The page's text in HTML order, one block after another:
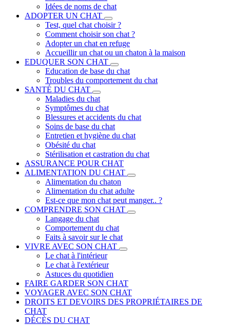
Idées de noms de chat
ADOPTER UN CHAT
Test, quel chat choisir ?
Comment choisir son chat ?
Adopter un chat en refuge
Accueillir un chat ou un chaton à la maison
EDUQUER SON CHAT
Education de base du chat
Troubles du comportement du chat
SANTÉ DU CHAT
Maladies du chat
Symptômes du chat
Blessures et accidents du chat
Soins de base du chat
Entretien et hygiène du chat
Obésité du chat
Stérilisation et castration du chat
ASSURANCE POUR CHAT
ALIMENTATION DU CHAT
Alimentation du chaton
Alimentation du chat adulte
Est-ce que mon chat peut manger.. ?
COMPRENDRE SON CHAT
Langage du chat
Comportement du chat
Faits à savoir sur le chat
VIVRE AVEC SON CHAT
Le chat à l'intérieur
Le chat à l'extérieur
Astuces du quotidien
FAIRE GARDER SON CHAT
VOYAGER AVEC SON CHAT
DROITS ET DEVOIRS DES PROPRIÉTAIRES DE
CHAT
DÉCÈS DU CHAT